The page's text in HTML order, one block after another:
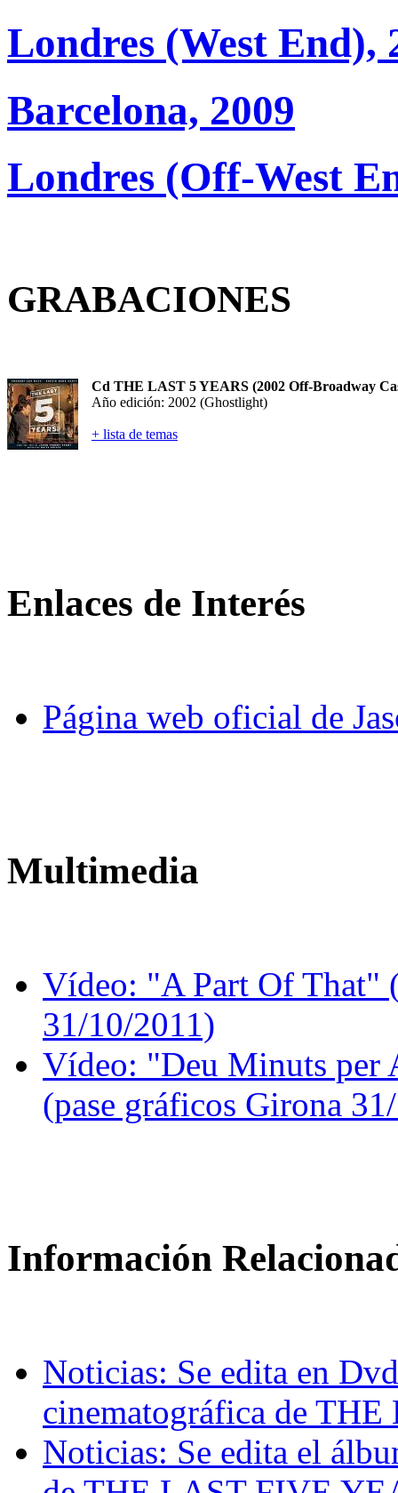
Londres (West End),
Barcelona, 2009
Londres (Off-West
GRABACIONES
Cd THE LAST 5 YEARS (2002 Off-Broadway
Año edición: 2002 (Ghostlight)
+ lista de temas
Enlaces de Interés
Página web oficial de
Multimedia
Vídeo: "A Part Of That"
31/10/2011)
Vídeo: "Deu Minuts per
(pase gráficos Girona
Información
Noticias: Se edita en
cinematográfica de
Noticias: Se edita el